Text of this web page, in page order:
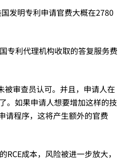
发明专利申请官费大概在2780
专利代理机构收取的答复服务费
被审查员认可。并且，申请人在
。如果申请人想要增加这样的技
请程序，这将产生额外的官费
成本，风险被进一步放大，